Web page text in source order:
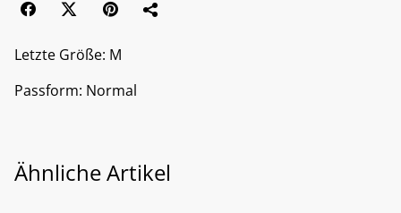
Letzte Größe: M
Passform: Normal
Ähnliche Artikel